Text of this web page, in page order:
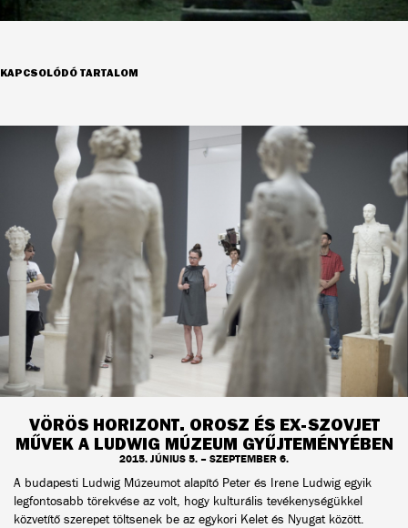
KAPCSOLÓDÓ TARTALOM
VÖRÖS HORIZONT. OROSZ ÉS EX-SZOVJET
MŰVEK A LUDWIG MÚZEUM GYŰJTEMÉNYÉBEN
2015. JÚNIUS 5. – SZEPTEMBER 6.
A budapesti Ludwig Múzeumot alapító Peter és Irene Ludwig egyik
legfontosabb törekvése az volt, hogy kulturális tevékenységükkel
közvetítő szerepet töltsenek be az egykori Kelet és Nyugat között.